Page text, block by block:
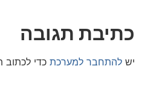
תגובה
למערכתכדי לכתוב תגובה.